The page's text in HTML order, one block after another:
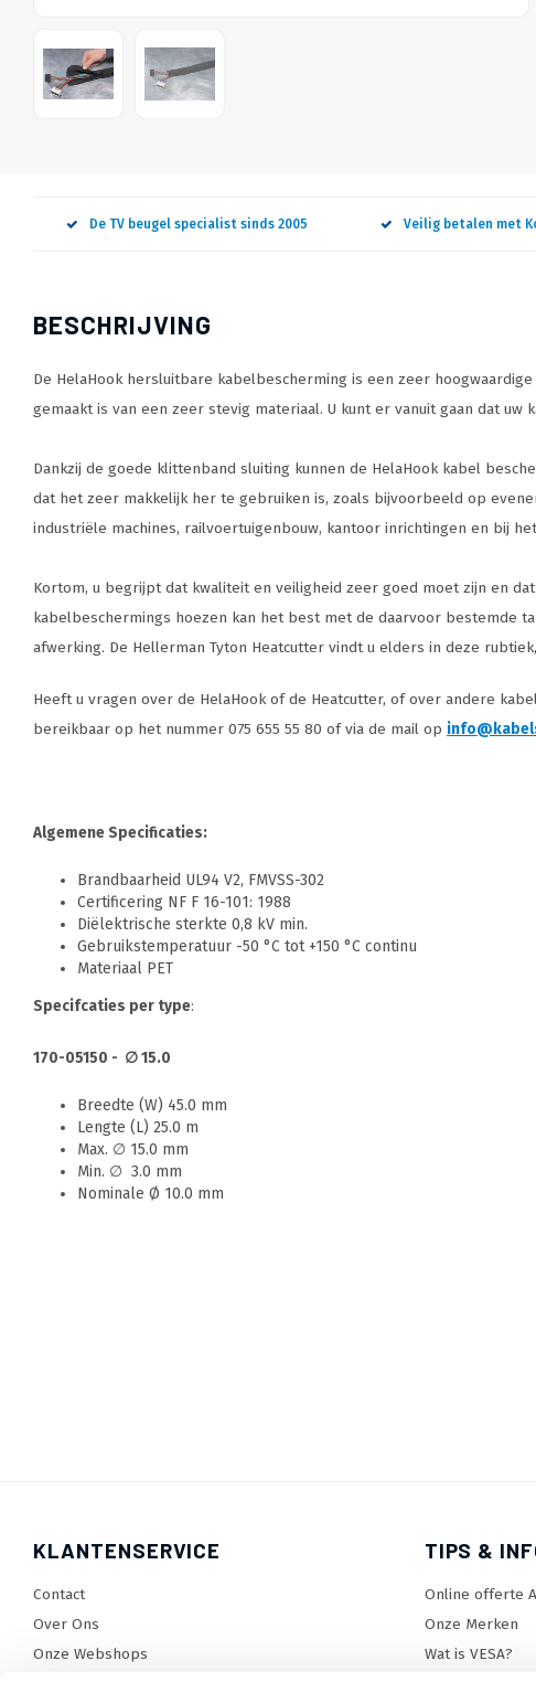
De TV beugel specialist sinds 2005 Veilig betalen met
BESCHRIJVING
De HelaHook hersluitbare kabelbescherming is een zeer
gemaakt is van een zeer stevig materiaal. U kunt er vanuit gaan dat
Dankzij de goede klittenband sluiting kunnen de HelaHook kabel
dat het zeer makkelijk her te gebruiken is, zoals bijvoorbeeld op
industriële machines, railvoertuigenbouw, kantoor inrichtingen en bij
Kortom, u begrijpt dat kwaliteit en veiligheid zeer goed moet zijn en
kabelbeschermings hoezen kan het best met de daarvoor bestemde
afwerking. De Hellerman Tyton Heatcutter vindt u elders in deze
Heeft u vragen over de HelaHook of de Heatcutter, of over andere
bereikbaar op het nummer 075 655 55 80 of via de mail op
Algemene Specificaties:
Brandbaarheid UL94 V2, FMVSS-302
Certificering NF F 16-101: 1988
Diëlektrische sterkte 0,8 kV min.
Gebruikstemperatuur -50 °C tot +150 °C continu
Materiaal PET
Specifcaties per type:
170-05150 - ∅ 15.0
Breedte (W) 45.0 mm
Lengte (L) 25.0 m
Max. ∅ 15.0 mm
Min. ∅ 3.0 mm
Nominale Ø 10.0 mm
KLANTENSERVICE
Contact
Over Ons
Onze Webshops
TIPS &
Online offerte
Onze Merken
Wat is VESA?